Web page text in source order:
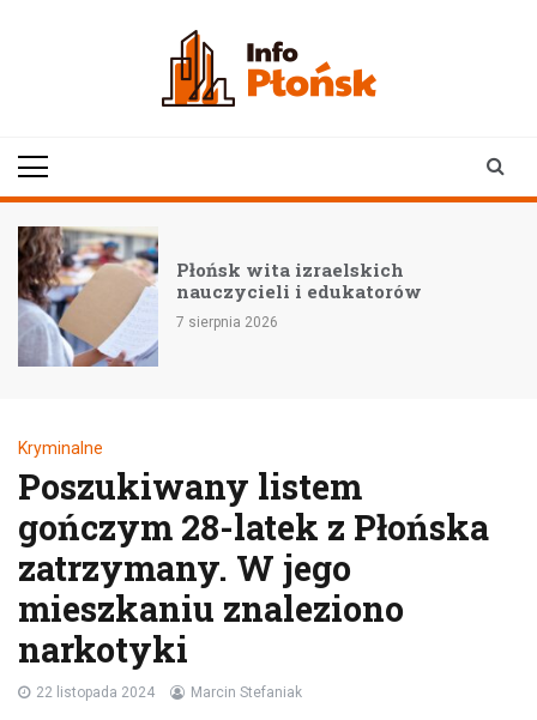
Płońsk wita izraelskich
nauczycieli i edukatorów
7 sierpnia 2026
Kryminalne
Poszukiwany listem
gończym 28-latek z Płońska
zatrzymany. W jego
mieszkaniu znaleziono
narkotyki
22 listopada 2024 Marcin Stefaniak